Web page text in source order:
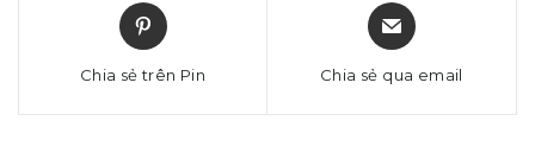
Chia sẻ trên Pin Chia sẻ qua email